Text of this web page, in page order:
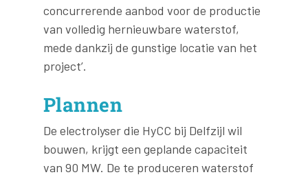
concurrerende aanbod voor de productie
van volledig hernieuwbare waterstof,
mede dankzij de gunstige locatie van het
project’.
Plannen
De electrolyser die HyCC bij Delfzijl wil
bouwen, krijgt een geplande capaciteit
van 90 MW. De te produceren waterstof